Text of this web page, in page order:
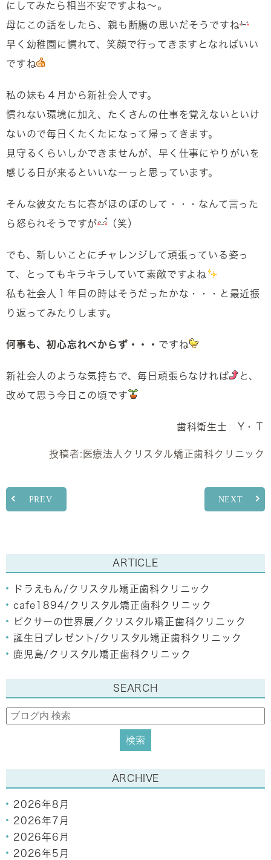
にしてみたら相当不安ですよね～。
母にこの話をしたら、親も断腸の思いだそうですね
早く幼稚園に慣れて、笑顔で行ってきますとなればいい
ですね
私の妹も４月から新社会人です。
慣れない環境に加え、たくさんの仕事を覚えないといけ
ないので毎日くたくたになって帰ってきます。
見守るくらいしかできませんが、早く仕事にやりがいを
感じる日が来るといいなーっと思っています。
そんな彼女たちに春がほのぼのして・・・なんて言った
ら怒られそうですが
（笑）
でも、新しいことにチャレンジして頑張っている姿っ
て、とってもキラキラしていて素敵ですよね
私も社会人１年目の時はそうだったかな・・・と最近振
り返ってみたりします。
何事も、初心忘れべからず・・・ ですね
新社会人のような気持ちで、毎日頑張らなければ
と、
改めて思う今日この頃です
歯科衛生士 Y・Ｔ
投稿者: 医療法人クリスタル矯正歯科クリニック
PREV NEXT
ARTICLE
ドラえもん/クリスタル矯正歯科クリニック
cafe1894/クリスタル矯正歯科クリニック
ピクサーの世界展／クリスタル矯正歯科クリニック
誕生日プレゼント/クリスタル矯正歯科クリニック
鹿児島/クリスタル矯正歯科クリニック
SEARCH
ARCHIVE
2026年8月
2026年7月
2026年6月
2026年5月